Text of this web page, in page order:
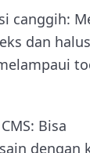
canggih:
dan
Bisa
dengan